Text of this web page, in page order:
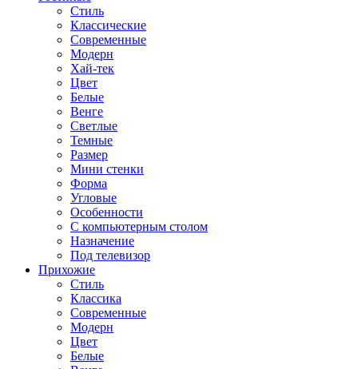
Стиль
Классические
Современные
Модерн
Хай-тек
Цвет
Белые
Венге
Светлые
Темные
Размер
Мини стенки
Форма
Угловые
Особенности
С компьютерным столом
Назначение
Под телевизор
Прихожие
Стиль
Классика
Современные
Модерн
Цвет
Белые